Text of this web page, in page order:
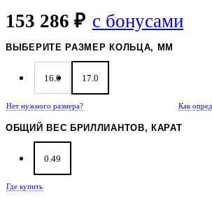
153 286 ₽ с бонусами
ВЫБЕРИТЕ РАЗМЕР КОЛЬЦА, ММ
16.0 17.0
Нет нужного размера? Как
ОБЩИЙ ВЕС БРИЛЛИАНТОВ, КАРАТ
0.49
Где купить